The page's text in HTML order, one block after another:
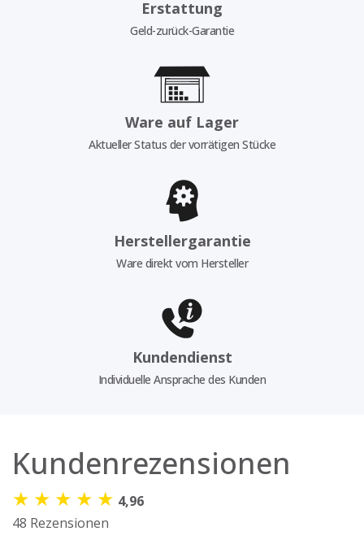
Erstattung
Geld-zurück-Garantie
Ware auf Lager
Aktueller Status der vorrätigen Stücke
Herstellergarantie
Ware direkt vom Hersteller
Kundendienst
Individuelle Ansprache des Kunden
Kundenrezensionen
★ ★ ★ ★ ★ 4,96
48 Rezensionen